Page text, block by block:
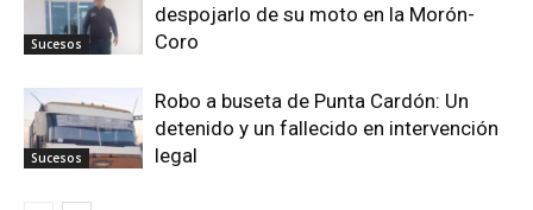
Sucesos
despojarlo de su moto en la Morón-
Coro
Sucesos
Robo a buseta de Punta Cardón: Un
detenido y un fallecido en intervención
legal